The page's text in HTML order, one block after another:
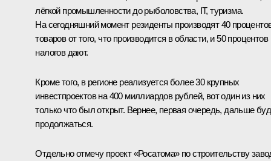
лёгкой промышленности до рыболовства, IT, туризма.
На сегодняшний момент резиденты производят 40
товаров от того, что производится в области, и 50 процентов
налогов дают.
Кроме того, в регионе реализуется более 30 крупных
инвестпроектов на 400 миллиардов рублей, вот один из них
только что был открыт. Вернее, первая очередь, дальше
продолжаться.
Отдельно отмечу проект «Росатома» по строительству